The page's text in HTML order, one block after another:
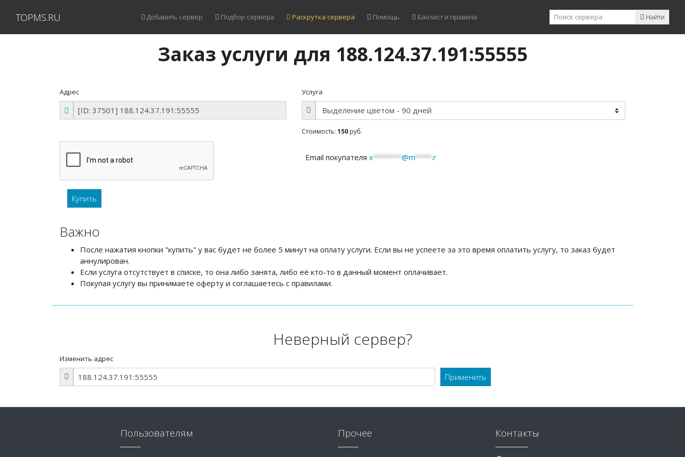
TOPMS.RU Добавить сервер Подбор сервера Раскрутка сервера Помощь Банлист и правила Найти
Заказ услуги для 188.124.37.191:55555
Адрес Услуга
Стоимость: 150 руб.
Email покупателя x*******@m****.r
Важно
После нажатия кнопки "купить" у вас будет не более 5 минут на оплату услуги. Если вы не успеете за это время оплатить услугу, то заказ будет
аннулирован.
Если услуга отсутствует в списке, то она либо занята, либо её кто-то в данный момент оплачивает.
Покупая услугу вы принимаете оферту и соглашаетесь с правилами.
Неверный сервер?
Изменить адрес
Пользователям Прочее Контакты